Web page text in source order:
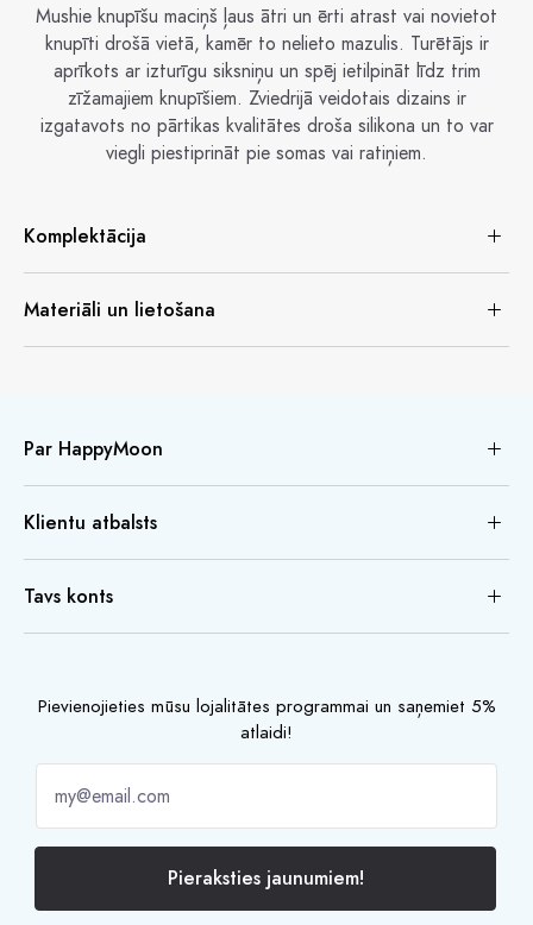
Mushie knupīšu maciņš ļaus ātri un ērti atrast vai novietot
knupīti drošā vietā, kamēr to nelieto mazulis. Turētājs ir
aprīkots ar izturīgu siksniņu un spēj ietilpināt līdz trim
zīžamajiem knupīšiem. Zviedrijā veidotais dizains ir
izgatavots no pārtikas kvalitātes droša silikona un to var
viegli piestiprināt pie somas vai ratiņiem.
Komplektācija
Materiāli un lietošana
Par HappyMoon
Klientu atbalsts
Tavs konts
Pievienojieties mūsu lojalitātes programmai un saņemiet 5%
atlaidi!
Pieraksties jaunumiem!